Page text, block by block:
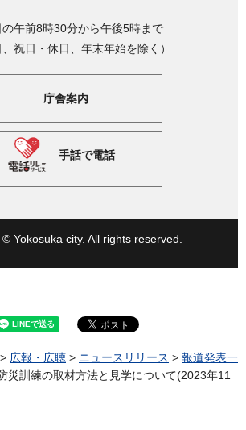
午前8時30分から午後5時まで
、祝日・休日、年末年始を除く）
庁舎案内
手話で電話
Yokosuka city. All rights reserved.
> 広報・広聴 > ニュースリリース > 報道発表一
災訓練の取材方法と見学について(2023年11